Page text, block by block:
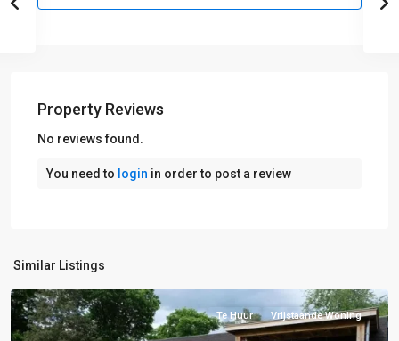
Property Reviews
No reviews found.
You need to login in order to post a review
Similar Listings
Voorthuizen
Te Huur Vrijstaande Woning